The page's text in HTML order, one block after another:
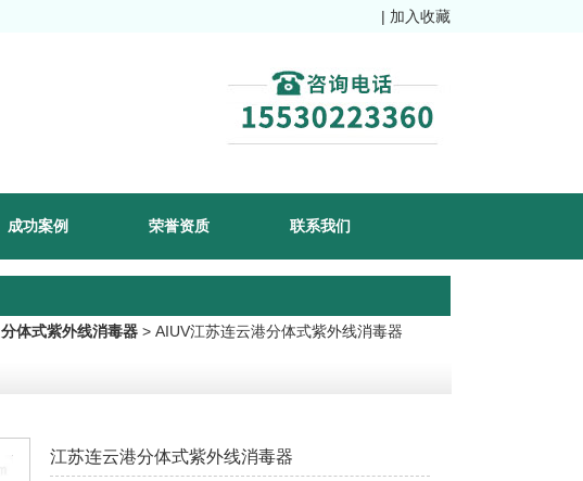
| 加入收藏
成功案例 荣誉资质 联系我们
分体式紫外线消毒器 > AIUV江苏连云港分体式紫外线消毒器
江苏连云港分体式紫外线消毒器